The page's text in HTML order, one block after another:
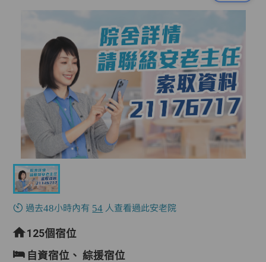
過去48小時內有 54 人查看過此安老院
125個宿位
自資宿位、綜援宿位